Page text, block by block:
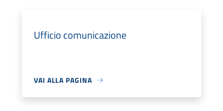
Ufficio comunicazione
VAI ALLA PAGINA